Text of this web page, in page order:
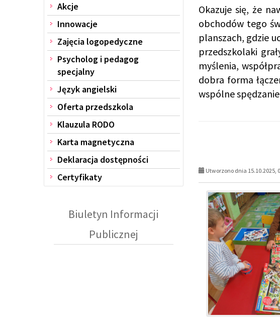
Akcje
Innowacje
Zajęcia logopedyczne
Psycholog i pedagog
specjalny
Język angielski
Oferta przedszkola
Klauzula RODO
Karta magnetyczna
Deklaracja dostępności
Certyfikaty
Biuletyn Informacji
Publicznej
Okazuje się, że
obchodów tego
planszach, gdzie
przedszkolaki
myślenia,
dobra forma
wspólne
Utworzono dnia 15.10.2025,